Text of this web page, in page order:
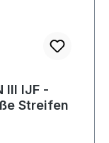
III IJF -
Streifen